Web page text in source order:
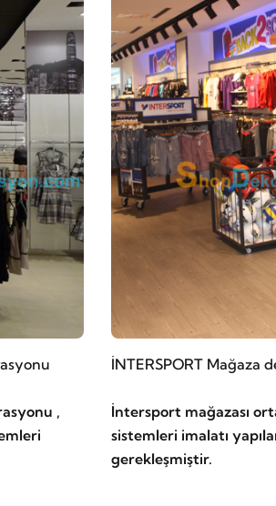
,
İNTERSPORT Mağaza
İntersport mağazası
sistemleri imalatı
gerekleşmiştir.